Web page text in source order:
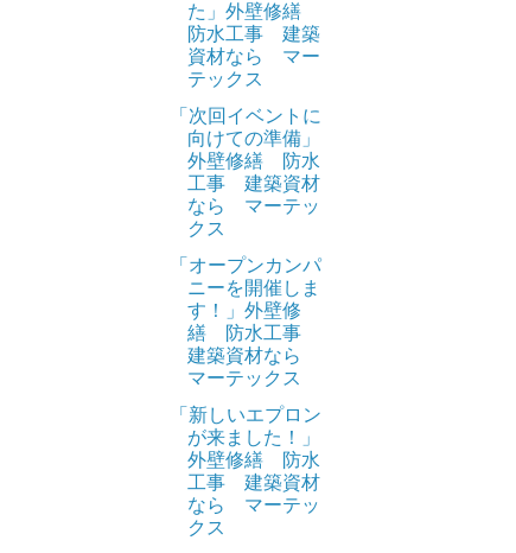
た」外壁修繕
防水工事 建築
資材なら マー
テックス
「次回イベントに
向けての準備」
外壁修繕 防水
工事 建築資材
なら マーテッ
クス
「オープンカンパ
ニーを開催しま
す！」外壁修
繕 防水工事
建築資材なら
マーテックス
「新しいエプロン
が来ました！」
外壁修繕 防水
工事 建築資材
なら マーテッ
クス